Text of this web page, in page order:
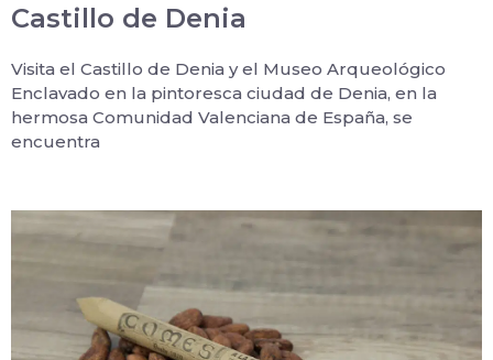
Castillo de Denia
Visita el Castillo de Denia y el Museo Arqueológico
Enclavado en la pintoresca ciudad de Denia, en la
hermosa Comunidad Valenciana de España, se
encuentra